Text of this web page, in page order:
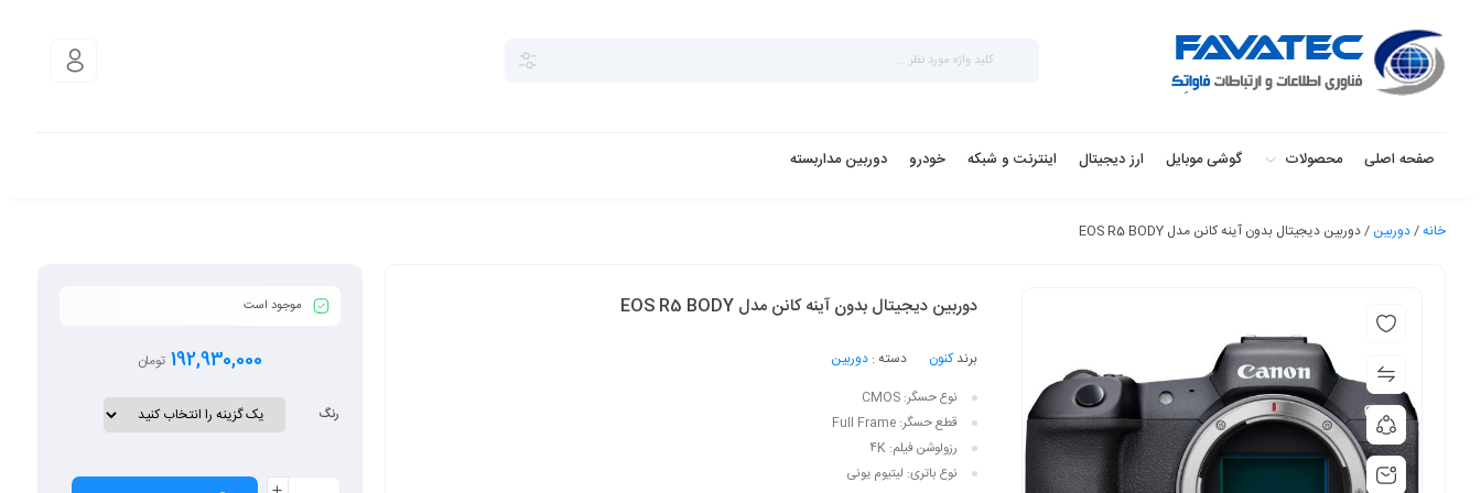
صفحه اصلی محصولات گوشی موبایل ارز دیجیتال اینترنت و شبکه خودرو دوربین مداربسته
خانه/دوربین / دوربین دیجیتال بدون آینه کانن مدل EOS R5 BODY
دوربین دیجیتال بدون آینه کانن مدل EOS R5 BODY
برندکنون دسته : دوربین
نوع حسگر: CMOS
قطع حسگر: Full Frame
رزولوشن فیلم: 4K
نوع باتری: لیتیوم یونی
موجود است
192,930,000 تومان
رنگ